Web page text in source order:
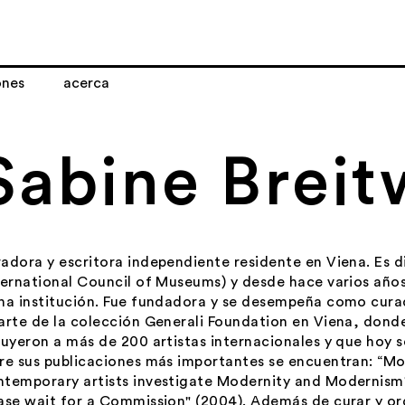
acerca
y escritora independiente residente en Viena. Es
Council of Museums) y desde hace varios
institución. Fue fundadora y se desempeña como
de la colección Generali Foundation en Viena,
a más de 200 artistas internacionales y que hoy
sus publicaciones más importantes se encuentran: “
artists investigate Modernity and Modernism
wait for a Commission" (2004). Además de curar y